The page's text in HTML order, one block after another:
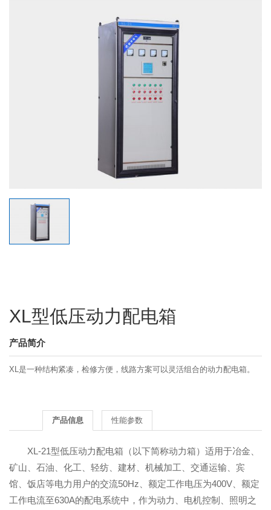
XL型低压动力配电箱
产品简介
XL是一种结构紧凑，检修方便，线路方案可以灵活组合的动力配电箱。
产品信息 性能参数
XL-21型低压动力配电箱（以下简称动力箱）适用于冶金、
矿山、石油、化工、轻纺、建材、机械加工、交通运输、宾
馆、饭店等电力用户的交流50Hz、额定工作电压为400V、额定
工作电流至630A的配电系统中，作为动力、电机控制、照明之